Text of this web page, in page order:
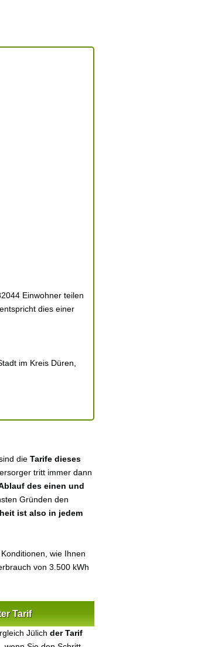
Einwohner teilen
dies einer
im Kreis Düren,
die Tarife dieses
tritt immer dann
des einen und
Gründen den
ist also in jedem
wie Ihnen
von 3.500 kWh
Tarif
Jülich der Tarif